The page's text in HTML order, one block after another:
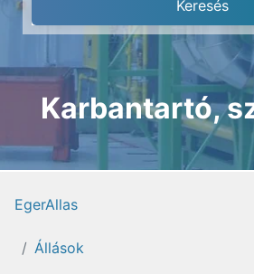
Karbantartó,
EgerAllas
Állások